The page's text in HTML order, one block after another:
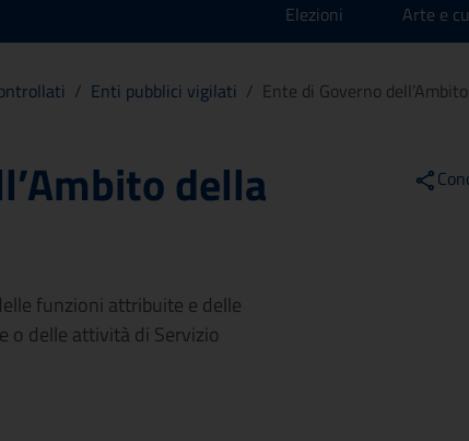
Elezioni Arte e
/ Enti pubblici vigilati / Ente di Governo
della
funzioni attribuite e delle
o delle attività di Servizio